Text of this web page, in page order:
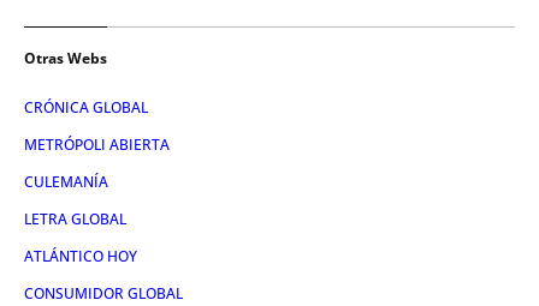
Otras Webs
CRÓNICA GLOBAL
METRÓPOLI ABIERTA
CULEMANÍA
LETRA GLOBAL
ATLÁNTICO HOY
CONSUMIDOR GLOBAL